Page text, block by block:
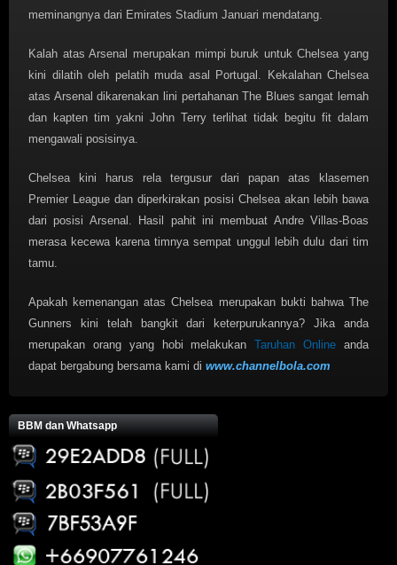
meminangnya dari Emirates Stadium Januari mendatang.
Kalah atas Arsenal merupakan mimpi buruk untuk Chelsea yang
kini dilatih oleh pelatih muda asal Portugal. Kekalahan Chelsea
atas Arsenal dikarenakan lini pertahanan The Blues sangat lemah
dan kapten tim yakni John Terry terlihat tidak begitu fit dalam
mengawali posisinya.
Chelsea kini harus rela tergusur dari papan atas klasemen
Premier League dan diperkirakan posisi Chelsea akan lebih bawa
dari posisi Arsenal. Hasil pahit ini membuat Andre Villas-Boas
merasa kecewa karena timnya sempat unggul lebih dulu dari tim
tamu.
Apakah kemenangan atas Chelsea merupakan bukti bahwa The
Gunners kini telah bangkit dari keterpurukannya? Jika anda
merupakan orang yang hobi melakukanTaruhan Online anda
dapat bergabung bersama kami di www.channelbola.com
BBM dan Whatsapp